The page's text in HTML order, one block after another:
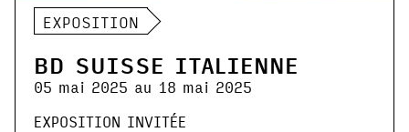
EXPOSITION
BD SUISSE ITALIENNE
05 mai 2025 au 18 mai 2025
EXPOSITION INVITÉE